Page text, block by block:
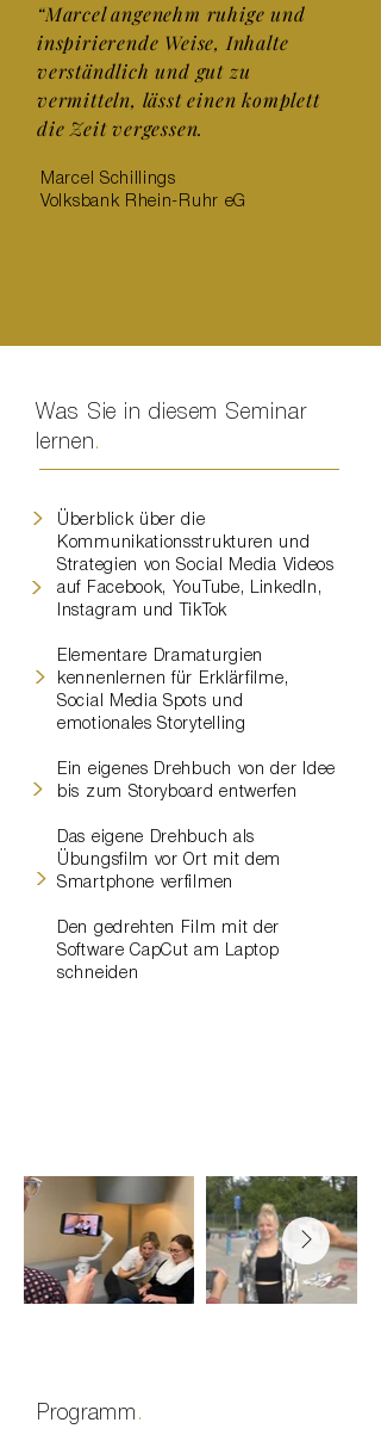
“Marcel angenehm ruhige und
inspirierende Weise, Inhalte
verständlich und gut zu
vermitteln, lässt einen komplett
die Zeit vergessen.
Marcel Schillings
Volksbank Rhein-Ruhr eG
Was Sie in diesem Seminar
lernen.
>
>
>
>
>
Überblick über die
Kommunikationsstrukturen und
Strategien von Social Media Videos
auf Facebook, YouTube, LinkedIn,
Instagram und TikTok
Elementare Dramaturgien
kennenlernen für Erklärfilme,
Social Media Spots und
emotionales Storytelling
Ein eigenes Drehbuch von der Idee
bis zum Storyboard entwerfen
Das eigene Drehbuch als
Übungsfilm vor Ort mit dem
Smartphone verfilmen
Den gedrehten Film mit der
Software CapCut am Laptop
schneiden
Programm .